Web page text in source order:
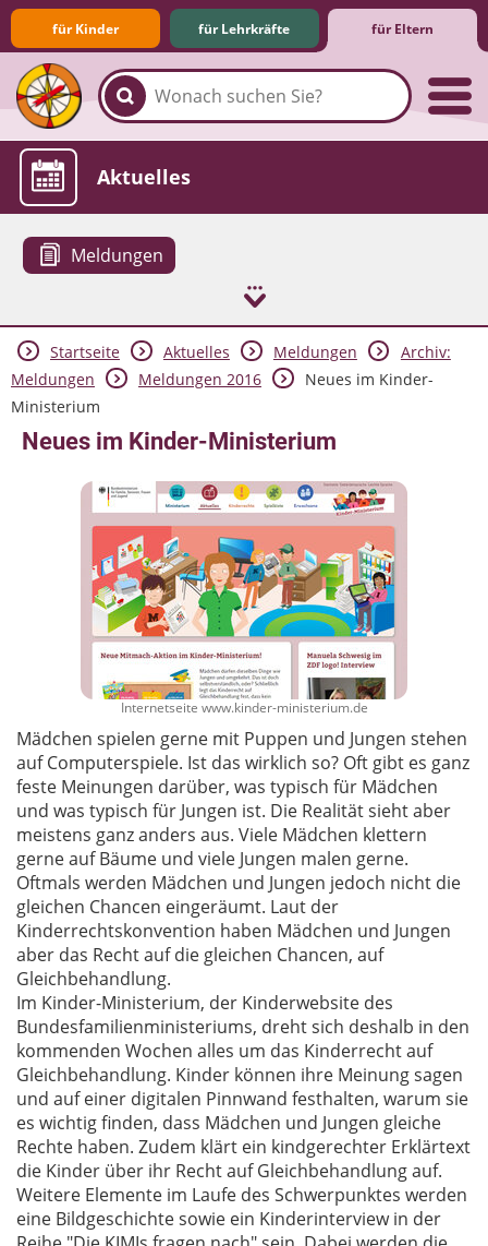
für Kinder für Lehrkräfte für Eltern
Familie & Medien
Spieletipps & Lernsoftware
Die Jüngsten im Netz
Lexikon
Aktuelles
Meldungen
Startseite Aktuelles Meldungen
Archiv:
Meldungen
Meldungen 2016
Neues im Kinder-
Ministerium
Neues im Kinder-Ministerium
Internetseite www.kinder-ministerium.de
Mädchen spielen gerne mit Puppen und Jungen stehen
auf Computerspiele. Ist das wirklich so? Oft gibt es ganz
feste Meinungen darüber, was typisch für Mädchen
und was typisch für Jungen ist. Die Realität sieht aber
meistens ganz anders aus. Viele Mädchen klettern
gerne auf Bäume und viele Jungen malen gerne.
Oftmals werden Mädchen und Jungen jedoch nicht die
gleichen Chancen eingeräumt. Laut der
Kinderrechtskonvention haben Mädchen und Jungen
aber das Recht auf die gleichen Chancen, auf
Gleichbehandlung.
Im Kinder-Ministerium, der Kinderwebsite des
Bundesfamilienministeriums, dreht sich deshalb in den
kommenden Wochen alles um das Kinderrecht auf
Gleichbehandlung. Kinder können ihre Meinung sagen
und auf einer digitalen Pinnwand festhalten, warum sie
es wichtig finden, dass Mädchen und Jungen gleiche
Rechte haben. Zudem klärt ein kindgerechter Erklärtext
die Kinder über ihr Recht auf Gleichbehandlung auf.
Weitere Elemente im Laufe des Schwerpunktes werden
eine Bildgeschichte sowie ein Kinderinterview in der